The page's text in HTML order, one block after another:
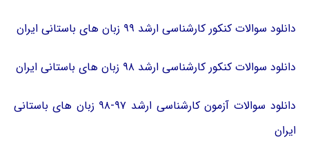
دانلود سوالات کنکور کارشناسی ارشد ۹۹ زبان های باستانی ایران
دانلود سوالات کنکور کارشناسی ارشد ۹۸ زبان های باستانی ایران
دانلود سوالات آزمون کارشناسی ارشد ۹۷-۹۸ زبان های باستانی
ایران